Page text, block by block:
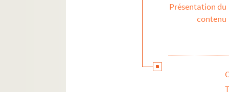
Présentation du
contenu